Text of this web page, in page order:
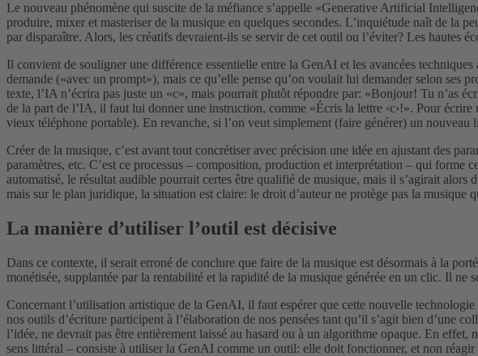
Le nouveau phénomène qui suscite de la méfiance s’appelle «Generative Artificial
produire, mixer et masteriser de la musique en quelques secondes. L’inquiétude naît de la
par disparaître. Alors, les créatifs devraient-ils se servir de cet outil ou l’éviter? Les hautes
Il convient de souligner une différence essentielle entre la GenAI et les avancées
demande («avec un prompt»), mais ce qu’elle pense qu’on voulait lui demander selon ses
texte, l’IA n’écrira pas juste un «c», mais pourrait plutôt répondre par: «Bonjour! Tu n’as
de la part de l’IA, il faut lui donner une instruction, comme «Écris la lettre ‹c›!». Pour
vieux téléphone portable). En revanche, si l’on veut simplement (faire générer) un
Créer de la musique, c’est avant tout concrétiser avec précision une idée en ajustant des
paramètres, etc. C’est ce processus – composition, production et interprétation – qui
automatisé, le résultat audible pourrait certes être qualifié de musique, mais il s’agirait
mais sur le plan juridique, la situation est claire: le droit d’auteur ne protège pas la musique
La manière d’utiliser l’outil est décisive
Dans ce contexte, il serait erroné de conclure que faire de la musique est désormais à la
monétisée, supplantée par la rentabilité et la rapidité de la musique générée en un clic. Il
Concernant l’utilisation artistique de la GenAI, il faut espérer que cette nouvelle
nos outils d’écriture participent à l’élaboration de nos pensées tant qu’il s’agit bien d’une
l’idée, ne devrait pas être entièrement laissé au hasard ou à un algorithme opaque. En
sens littéral – consiste à utiliser la GenAI comme un outil: elle doit fonctionner, et non réagir